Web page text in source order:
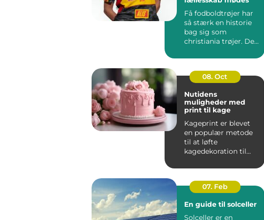
Få fodboldtrøjer har
så stærk en historie
bag sig som
christiania trøjer. De
far...
08. Oct
Nutidens
muligheder med
print til kage
Kageprint er blevet
en populær metode
til at løfte
kagedekoration til
07. Feb
En guide til solceller
Solceller er en